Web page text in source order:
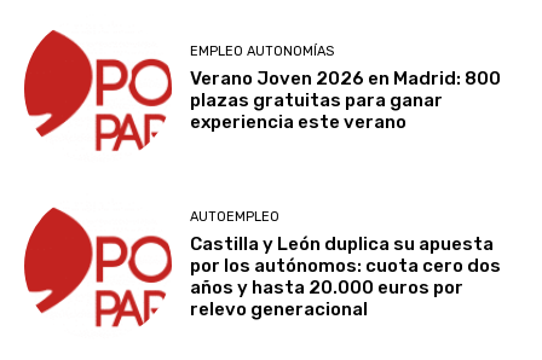
EMPLEO AUTONOMÍAS
Verano Joven 2026 en Madrid: 800
plazas gratuitas para ganar
experiencia este verano
AUTOEMPLEO
Castilla y León duplica su apuesta
por los autónomos: cuota cero dos
años y hasta 20.000 euros por
relevo generacional